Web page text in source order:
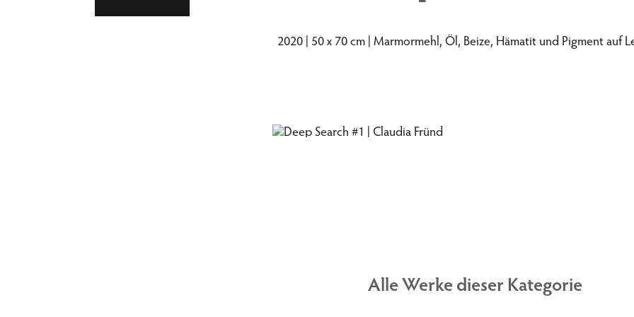
2020 | 50 x 70 cm | Marmormehl, Öl, Beize, Hämatit und Pigment auf
Alle Werke dieser Kategorie